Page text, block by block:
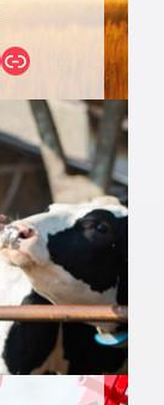
https://